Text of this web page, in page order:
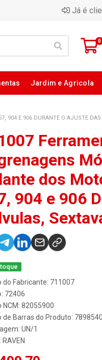
Já é
0
Jardim e Agricola
904 E 906 DURANTE O AJUSTE
dos
904 e 906
do Fabricante: 711007
72406
NCM: 82055900
de Barras do Produto:
UN/1
RAVEN